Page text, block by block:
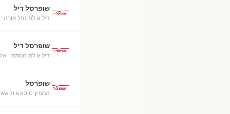
שופרסל דיל
דיל אילת נחל אורה
שופרסל דיל
דיל אילת הסתת ·
שופרסל
המפיץ סיטונאות